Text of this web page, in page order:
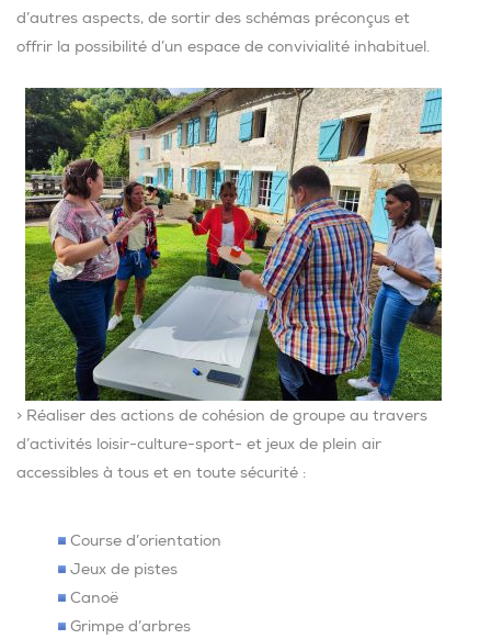
d’autres aspects, de sortir des schémas préconçus et
offrir la possibilité d’un espace de convivialité inhabituel.
> Réaliser des actions de cohésion de groupe au travers
d’activités loisir-culture-sport- et jeux de plein air
accessibles à tous et en toute sécurité :
Course d’orientation
Jeux de pistes
Canoë
Grimpe d’arbres